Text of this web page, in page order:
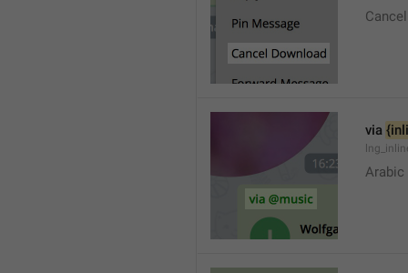
via
Arabic